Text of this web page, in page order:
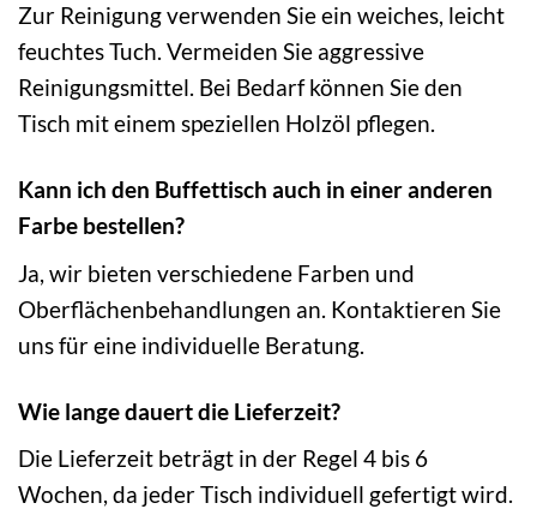
Zur Reinigung verwenden Sie ein weiches, leicht
feuchtes Tuch. Vermeiden Sie aggressive
Reinigungsmittel. Bei Bedarf können Sie den
Tisch mit einem speziellen Holzöl pflegen.
Kann ich den Buffettisch auch in einer anderen
Farbe bestellen?
Ja, wir bieten verschiedene Farben und
Oberflächenbehandlungen an. Kontaktieren Sie
uns für eine individuelle Beratung.
Wie lange dauert die Lieferzeit?
Die Lieferzeit beträgt in der Regel 4 bis 6
Wochen, da jeder Tisch individuell gefertigt wird.